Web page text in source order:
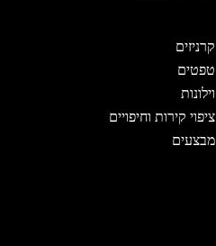
קרניזים
טפטים
וילונות
ציפוי קירות וחיפויים
מבצעים